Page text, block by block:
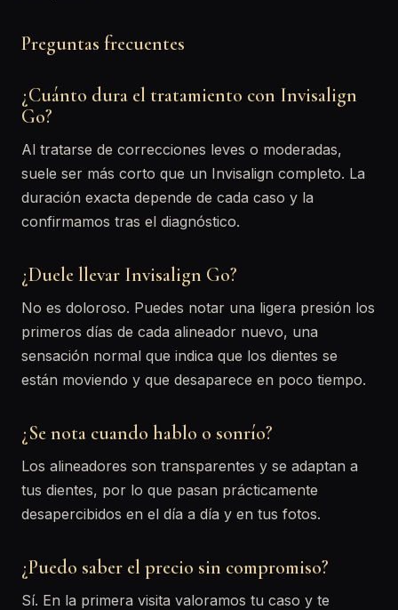
Preguntas frecuentes
¿Cuánto dura el tratamiento con Invisalign
Go?
Al tratarse de correcciones leves o moderadas,
suele ser más corto que un Invisalign completo. La
duración exacta depende de cada caso y la
confirmamos tras el diagnóstico.
¿Duele llevar Invisalign Go?
No es doloroso. Puedes notar una ligera presión los
primeros días de cada alineador nuevo, una
sensación normal que indica que los dientes se
están moviendo y que desaparece en poco tiempo.
¿Se nota cuando hablo o sonrío?
Los alineadores son transparentes y se adaptan a
tus dientes, por lo que pasan prácticamente
desapercibidos en el día a día y en tus fotos.
¿Puedo saber el precio sin compromiso?
Sí. En la primera visita valoramos tu caso y te